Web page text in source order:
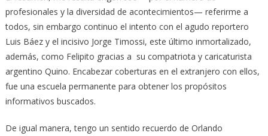
profesionales y la diversidad de acontecimientos— referirme a
todos, sin embargo continuo el intento con el agudo reportero
Luis Báez y el incisivo Jorge Timossi, este último inmortalizado,
además, como Felipito gracias a su compatriota y caricaturista
argentino Quino. Encabezar coberturas en el extranjero con ellos,
fue una escuela permanente para obtener los propósitos
informativos buscados.
De igual manera, tengo un sentido recuerdo de Orlando